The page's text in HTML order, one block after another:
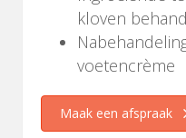
kloven
voetencrème
Maak een afspraak